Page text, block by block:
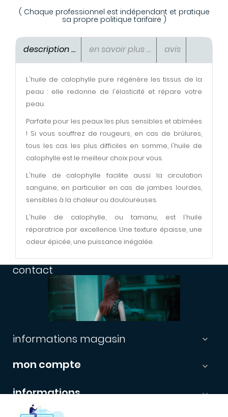
( Chaque professionnel est indépendant et pratique
sa propre politique tarifaire )
description ... en savoir plus ... avis
L'huile de calophylle pure régénère les tissus de la
peau : elle redonne de l'élasticité et répare votre
peau.
Parfaite pour les peaux les plus sensibles et abîmées
! Si vous souffrez de rougeurs, en cas de brûlures,
tous les cas les plus difficiles en somme, l'huile de
calophylle est le meilleur choix pour vous.
L'huile de calophylle facilite aussi la circulation
sanguine, en particulier en cas de jambes lourdes,
sensibles à la chaleur ou douloureuses.
L'huile de calophylle, ou tamanu, est l'huile
réparatrice par excellence. Une texture épaisse, une
odeur épicée, une puissance inégalée.
contact
informations magasin 
mon compte 
informations 
newsletter